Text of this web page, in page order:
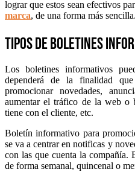
lograr que estos sean efectivos
marca, de una forma más sencilla.
Tipos de boletines
Los boletines informativos
dependerá de la finalidad
promocionar novedades,
aumentar el tráfico de la web o
tiene con el cliente, etc.
Boletín informativo para
se va a centrar en notificas y
con las que cuenta la compañía.
de forma semanal, quincenal o